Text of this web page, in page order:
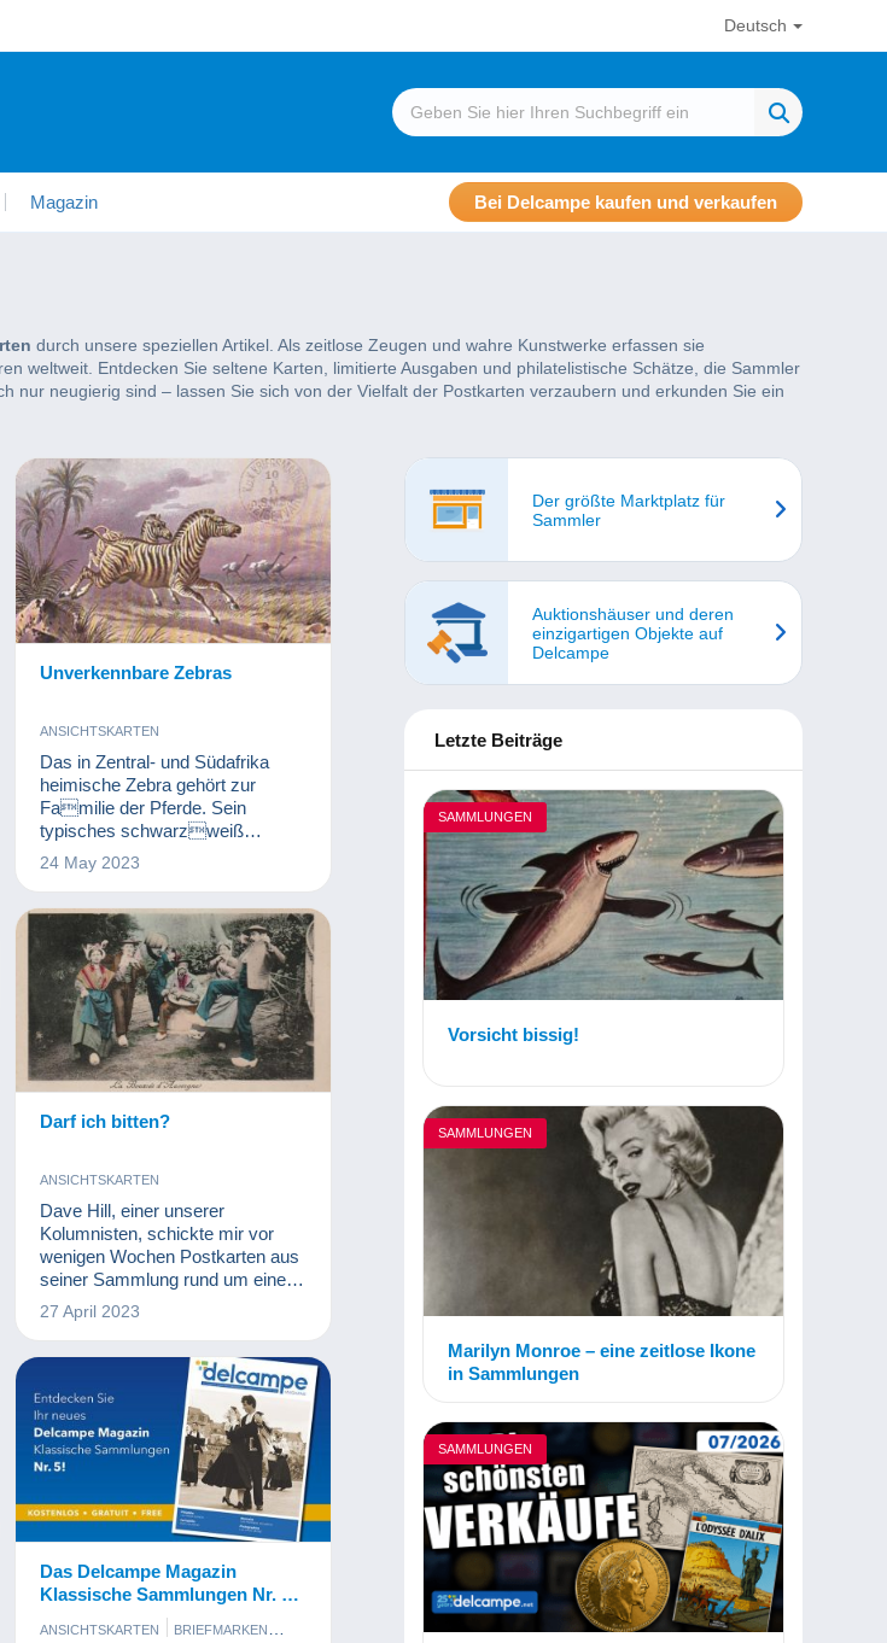
Deutsch
Magazin Bei Delcampe kaufen und verkaufen
durch unsere speziellen Artikel. Als zeitlose Zeugen und wahre Kunstwerke erfassen sie
weltweit. Entdecken Sie seltene Karten, limitierte Ausgaben und philatelistische Schätze, die Sammler
neugierig sind – lassen Sie sich von der Vielfalt der Postkarten verzaubern und erkunden Sie ein
Unverkennbare Zebras
ANSICHTSKARTEN
Das in Zentral- und Südafrika
heimische Zebra gehört zur
Familie der Pferde. Sein
typisches schwarzweiß
gestreiftes Fell erkennt man
sofort – wobei die
vermutlich eher grau als
schwarz waren.
24 May 2023
Darf ich bitten?
ANSICHTSKARTEN
Dave Hill, einer unserer
Kolumnisten, schickte mir vor
wenigen Wochen Postkarten aus
seiner Sammlung rund um einen
aus der Auverge stammenden
Tanz – „die Bourrée“. Das Thema
gedacht, ich sollte auch meine
geschätzten Leserinnen und
Leser daran teilhaben lassen.
27 April 2023
Das Delcampe Magazin
Klassische Sammlungen Nr. 5
ANSICHTSKARTEN
BRIEFMARKEN
Der größte Marktplatz für
Sammler
Auktionshäuser und deren
einzigartigen Objekte auf
Delcampe
Letzte Beiträge
SAMMLUNGEN
Vorsicht bissig!
SAMMLUNGEN
Marilyn Monroe – eine zeitlose Ikone
in Sammlungen
SAMMLUNGEN